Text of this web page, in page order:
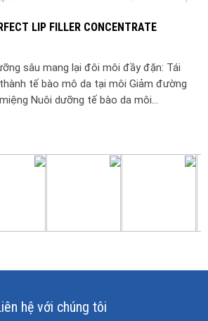
LIP FILLER CONCENTRATE
sâu mang lại đôi môi đầy đặn: Tái
tế bào mô da tại môi Giảm đường
Nuôi dưỡng tế bào da môi...
hệ với chúng tôi